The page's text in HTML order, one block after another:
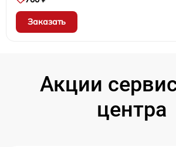
Заказать
Акции
центра